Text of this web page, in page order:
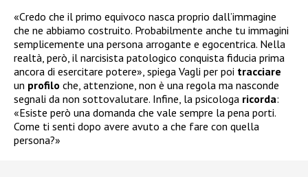
«Credo che il primo equivoco nasca proprio dall’immagine
che ne abbiamo costruito. Probabilmente anche tu immagini
semplicemente una persona arrogante e egocentrica. Nella
realtà, però, il narcisista patologico conquista fiducia prima
ancora di esercitare potere», spiega Vagli per poi tracciare
un profilo che, attenzione, non è una regola ma nasconde
segnali da non sottovalutare. Infine, la psicologa ricorda:
«Esiste però una domanda che vale sempre la pena porti.
Come ti senti dopo avere avuto a che fare con quella
persona?»